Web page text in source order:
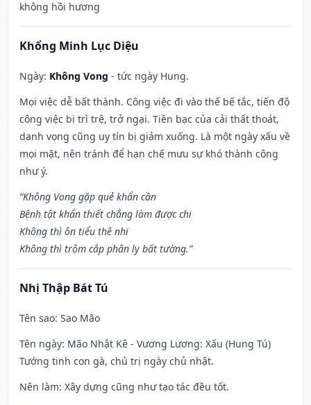
không hồi hương
Khổng Minh Lục Diệu
Ngày: Không Vong - tức ngày Hung.
Mọi việc dễ bất thành. Công việc đi vào thế bế tắc, tiến độ
công việc bị trì trệ, trở ngại. Tiền bạc của cải thất thoát,
danh vọng cũng uy tín bị giảm xuống. Là một ngày xấu về
mọi mặt, nên tránh để hạn chế mưu sự khó thành công
như ý.
“Không Vong gặp quẻ khẩn cần
Bệnh tật khẩn thiết chẳng làm được chi
Không thì ôn tiểu thê nhi
Không thì trộm cắp phân ly bất tường.”
Nhị Thập Bát Tú
Tên sao: Sao Mão
Tên ngày: Mão Nhật Kê - Vương Lương: Xấu (Hung Tú)
Tướng tinh con gà, chủ trị ngày chủ nhật.
Nên làm: Xây dựng cũng như tạo tác đều tốt.